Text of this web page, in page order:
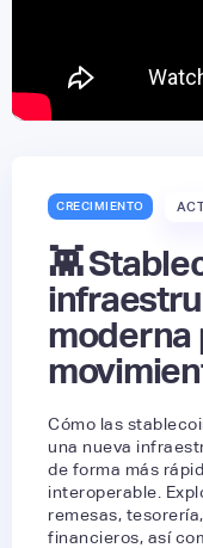
CRECIMIENTO
👾
moderna
Cómo las
una nueva
de forma más
interoperable.
remesas,
financieros, así